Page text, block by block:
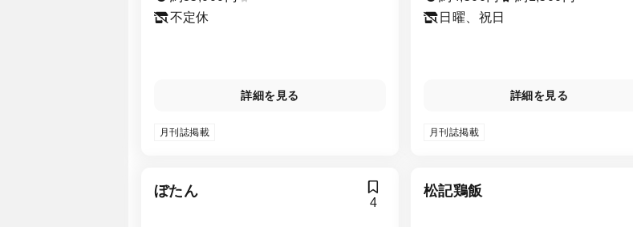
町駅
不定休
詳細を見る
月刊誌掲載
日曜、祝日
詳細を見る
月刊誌掲載
ぼたん
4
松記鶏飯